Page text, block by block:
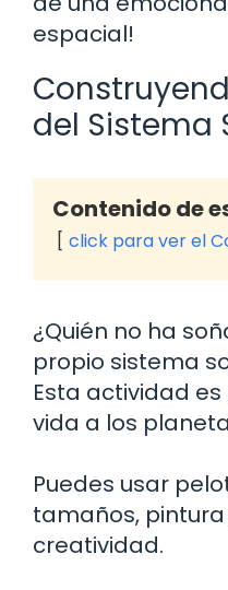
espacial!
del Sistema
Contenido de
click para ver el
¿Quién no ha
propio sistema
Esta actividad
vida a los
Puedes usar
tamaños,
creatividad.